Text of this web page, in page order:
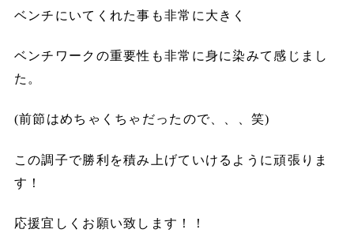
ベンチにいてくれた事も非常に大きく
ベンチワークの重要性も非常に身に染みて感じまし
た。
(前節はめちゃくちゃだったので、、、笑)
この調子で勝利を積み上げていけるように頑張りま
す！
応援宜しくお願い致します！！